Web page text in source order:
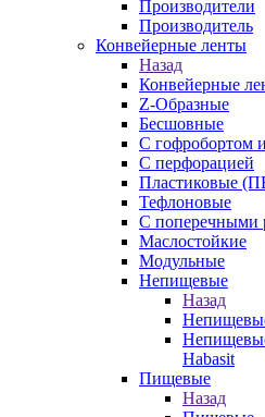
Производители
Производитель
Конвейерные ленты
Назад
Конвейерные
Z-Образные
Бесшовные
С гофробортом
С перфорацией
Пластиковые
Тефлоновые
С поперечными
Маслостойкие
Модульные
Непищевые
Назад
Habasit
Пищевые
Назад